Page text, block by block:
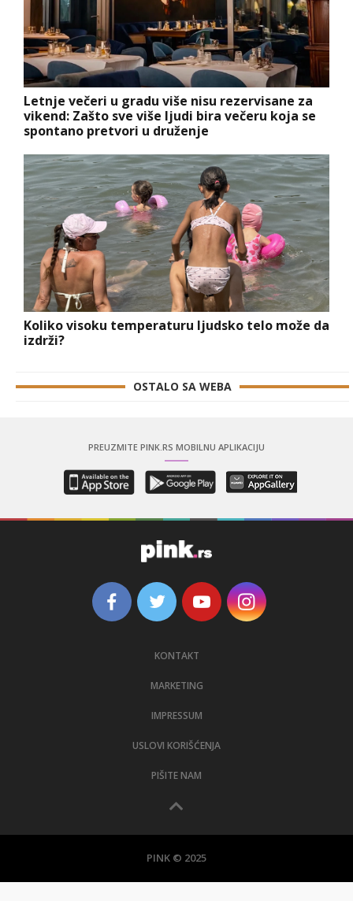
Letnje večeri u gradu više nisu rezervisane za
vikend: Zašto sve više ljudi bira večeru koja se
spontano pretvori u druženje
Koliko visoku temperaturu ljudsko telo može da
izdrži?
OSTALO SA WEBA
PREUZMITE PINK.RS MOBILNU APLIKACIJU
KONTAKT
MARKETING
IMPRESSUM
USLOVI KORIŠĆENJA
PIŠITE NAM
PINK © 2025